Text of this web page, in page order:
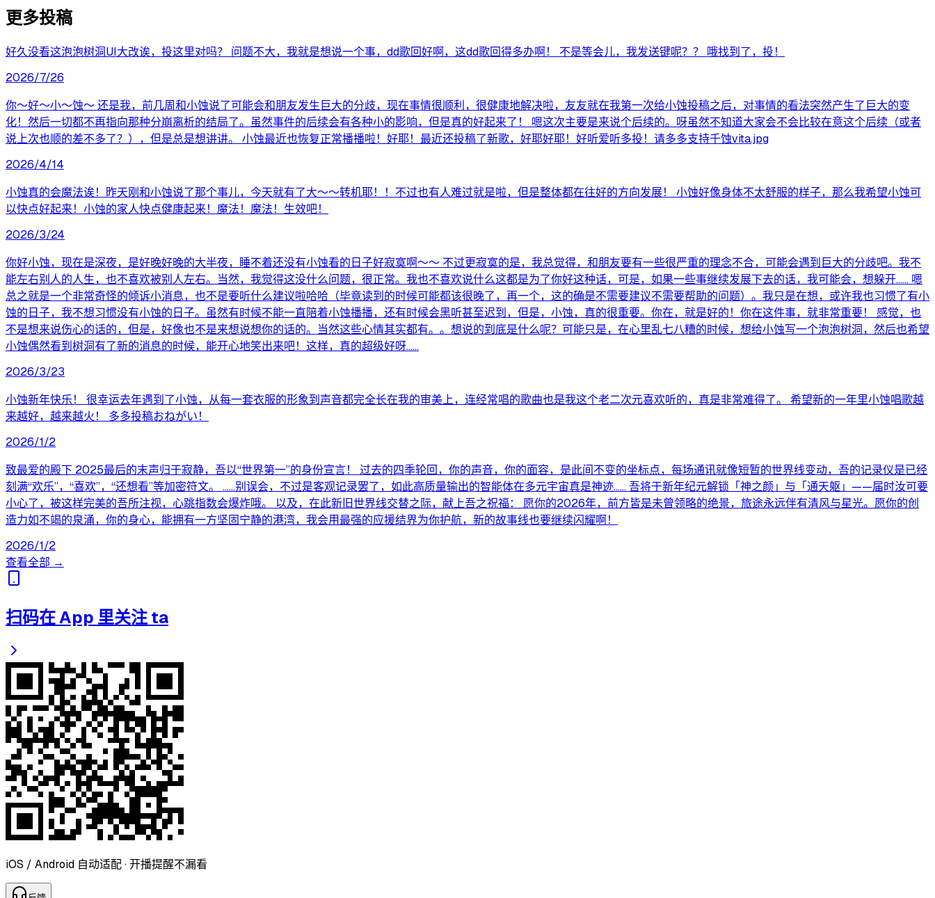
更多投稿
好久没看这泡泡树洞UI大改诶，投这里对吗？ 问题不大，我就是想说一个事，dd歌回好啊，这dd歌回得多办啊！ 不是等会儿，我发送键呢？？ 哦找到了，投！
2026/7/26
你～好～小～蚀～ 还是我，前几周和小蚀说了可能会和朋友发生巨大的分歧，现在事情很顺利，很健康地解决啦，友友就在我第一次给小蚀投稿之后，对事情的看法突然产生了巨大的变
化！然后一切都不再指向那种分崩离析的结局了。虽然事件的后续会有各种小的影响，但是真的好起来了！ 嗯这次主要是来说个后续的。呀虽然不知道大家会不会比较在意这个后续（或者
说上次也顺的差不多了？），但是总是想讲讲。 小蚀最近也恢复正常播播啦！好耶！最近还投稿了新歌，好耶好耶！好听爱听多投！请多多支持千蚀vita.jpg
2026/4/14
小蚀真的会魔法诶！昨天刚和小蚀说了那个事儿，今天就有了大～～转机耶！！不过也有人难过就是啦，但是整体都在往好的方向发展！ 小蚀好像身体不太舒服的样子，那么我希望小蚀可
以快点好起来！小蚀的家人快点健康起来！魔法！魔法！生效吧！
2026/3/24
你好小蚀，现在是深夜，是好晚好晚的大半夜，睡不着还没有小蚀看的日子好寂寞啊～～ 不过更寂寞的是，我总觉得，和朋友要有一些很严重的理念不合，可能会遇到巨大的分歧吧。我不
能左右别人的人生，也不喜欢被别人左右。当然，我觉得这没什么问题，很正常。我也不喜欢说什么这都是为了你好这种话，可是，如果一些事继续发展下去的话，我可能会，想躲开…… 嗯
总之就是一个非常奇怪的倾诉小消息，也不是要听什么建议啦哈哈（毕竟读到的时候可能都该很晚了，再一个，这的确是不需要建议不需要帮助的问题）。我只是在想，或许我也习惯了有小
蚀的日子，我不想习惯没有小蚀的日子。虽然有时候不能一直陪着小蚀播播，还有时候会黑听甚至迟到，但是，小蚀，真的很重要。你在，就是好的！你在这件事，就非常重要！ 感觉，也
不是想来说伤心的话的，但是，好像也不是来想说想你的话的。当然这些心情其实都有。。想说的到底是什么呢？可能只是，在心里乱七八糟的时候，想给小蚀写一个泡泡树洞，然后也希望
小蚀偶然看到树洞有了新的消息的时候，能开心地笑出来吧！这样，真的超级好呀……
2026/3/23
小蚀新年快乐！ 很幸运去年遇到了小蚀，从每一套衣服的形象到声音都完全长在我的审美上，连经常唱的歌曲也是我这个老二次元喜欢听的，真是非常难得了。 希望新的一年里小蚀唱歌越
来越好，越来越火！ 多多投稿おねがい！
2026/1/2
致最爱的殿下 2025最后的末声归于寂静，吾以“世界第一”的身份宣言！ 过去的四季轮回，你的声音，你的面容，是此间不变的坐标点，每场通讯就像短暂的世界线变动，吾的记录仪是已经
刻满“欢乐”，“喜欢”，“还想看”等加密符文。 ……别误会，不过是客观记录罢了，如此高质量输出的智能体在多元宇宙真是神迹…… 吾将于新年纪元解锁「神之颜」与「通天躯」——届时汝可要
小心了，被这样完美的吾所注视，心跳指数会爆炸哦。 以及，在此新旧世界线交替之际，献上吾之祝福： 愿你的2026年，前方皆是未曾领略的绝景，旅途永远伴有清风与星光。愿你的创
造力如不竭的泉涌，你的身心，能拥有一方坚固宁静的港湾，我会用最强的应援结界为你护航，新的故事线也要继续闪耀啊！
2026/1/2
查看全部 →
扫码在 App 里关注 ta
iOS / Android 自动适配 · 开播提醒不漏看